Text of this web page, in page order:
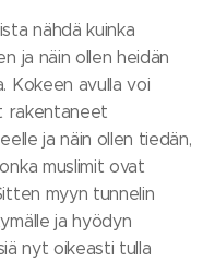
nähdä kuinka
ja näin ollen heidän
Kokeen avulla voi
rakentaneet
ja näin ollen tiedän,
muslimit ovat
myyn tunnelin
ja hyödyn
nyt oikeasti tulla